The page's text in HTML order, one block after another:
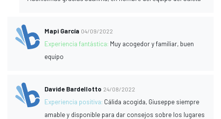
Mapi García 04/09/2022
Experiencia fantástica: Muy acogedor y familiar, buen
equipo
Davide Bardellotto 24/08/2022
Experiencia positiva: Cálida acogida, Giuseppe siempre
amable y disponible para dar consejos sobre los lugares